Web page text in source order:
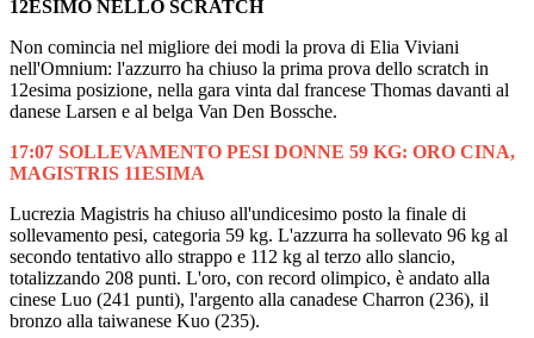
12ESIMO NELLO SCRATCH
Non comincia nel migliore dei modi la prova di Elia Viviani
nell'Omnium: l'azzurro ha chiuso la prima prova dello scratch in
12esima posizione, nella gara vinta dal francese Thomas davanti al
danese Larsen e al belga Van Den Bossche.
17:07 SOLLEVAMENTO PESI DONNE 59 KG: ORO CINA,
MAGISTRIS 11ESIMA
Lucrezia Magistris ha chiuso all'undicesimo posto la finale di
sollevamento pesi, categoria 59 kg. L'azzurra ha sollevato 96 kg al
secondo tentativo allo strappo e 112 kg al terzo allo slancio,
totalizzando 208 punti. L'oro, con record olimpico, è andato alla
cinese Luo (241 punti), l'argento alla canadese Charron (236), il
bronzo alla taiwanese Kuo (235).